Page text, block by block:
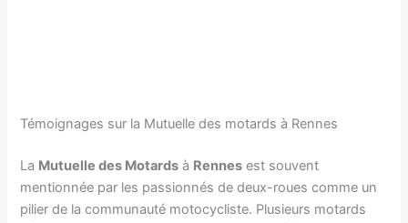
Témoignages sur la Mutuelle des motards à Rennes
La Mutuelle des Motards à Rennes est souvent
mentionnée par les passionnés de deux-roues comme un
pilier de la communauté motocycliste. Plusieurs motards